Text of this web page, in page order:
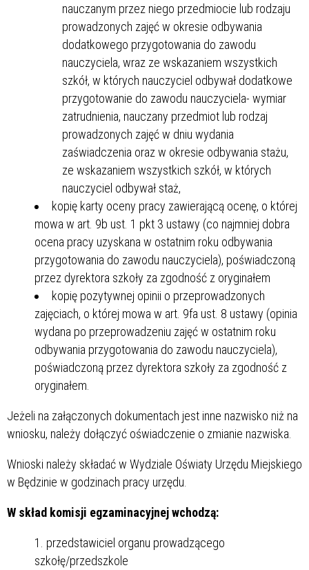
nauczanym przez niego przedmiocie lub rodzaju
prowadzonych zajęć w okresie odbywania
dodatkowego przygotowania do zawodu
nauczyciela, wraz ze wskazaniem wszystkich
szkół, w których nauczyciel odbywał dodatkowe
przygotowanie do zawodu nauczyciela- wymiar
zatrudnienia, nauczany przedmiot lub rodzaj
prowadzonych zajęć w dniu wydania
zaświadczenia oraz w okresie odbywania stażu,
ze wskazaniem wszystkich szkół, w których
nauczyciel odbywał staż,
kopię karty oceny pracy zawierającą ocenę, o której
mowa w art. 9b ust. 1 pkt 3 ustawy (co najmniej dobra
ocena pracy uzyskana w ostatnim roku odbywania
przygotowania do zawodu nauczyciela), poświadczoną
przez dyrektora szkoły za zgodność z oryginałem
kopię pozytywnej opinii o przeprowadzonych
zajęciach, o której mowa w art. 9fa ust. 8 ustawy (opinia
wydana po przeprowadzeniu zajęć w ostatnim roku
odbywania przygotowania do zawodu nauczyciela),
poświadczoną przez dyrektora szkoły za zgodność z
oryginałem.
Jeżeli na załączonych dokumentach jest inne nazwisko niż na
wniosku, należy dołączyć oświadczenie o zmianie nazwiska.
Wnioski należy składać w Wydziale Oświaty Urzędu Miejskiego
w Będzinie w godzinach pracy urzędu.
W skład komisji egzaminacyjnej wchodzą:
przedstawiciel organu prowadzącego
szkołę/przedszkole